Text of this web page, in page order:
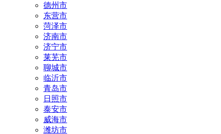
德州市
东营市
菏泽市
济南市
济宁市
莱芜市
聊城市
临沂市
青岛市
日照市
泰安市
威海市
潍坊市